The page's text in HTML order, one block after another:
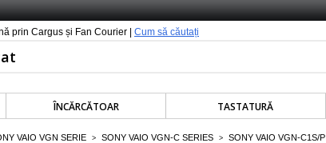
prin Cargus și Fan Courier | Cum să căutați
ÎNCĂRCĂTOAR TASTATURĂ
VAIO VGN SERIE > SONY VAIO VGN-C SERIES > SONY VAIO VGN-C1S/P